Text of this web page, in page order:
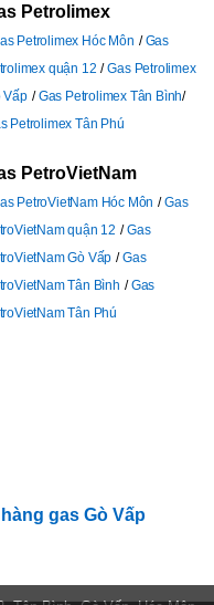
Petrolimex
Petrolimex Hóc Môn
Gas
quận 12
Gas Petrolimex
Vấp
Gas Petrolimex Tân Bình
Petrolimex Tân Phú
PetroVietNam
PetroVietNam Hóc Môn
Gas
quận 12
Gas
Gò Vấp
Gas
Tân Bình
Gas
Tân Phú
gas Gò Vấp